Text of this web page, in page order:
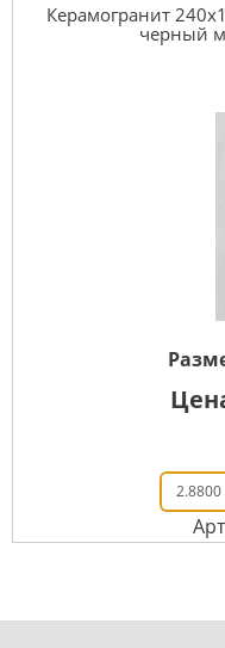
Керамогранит
черный